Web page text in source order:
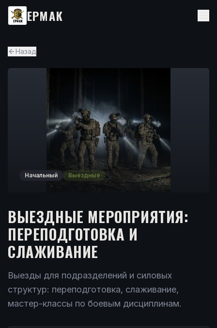
ЕРМАК
Назад
Начальный Выездные
ВЫЕЗДНЫЕ МЕРОПРИЯТИЯ:
ПЕРЕПОДГОТОВКА И
СЛАЖИВАНИЕ
Выезды для подразделений и силовых
структур: переподготовка, слаживание,
мастер-классы по боевым дисциплинам.